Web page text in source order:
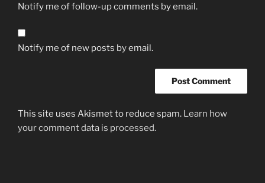
Notify me of follow-up comments by email.
Notify me of new posts by email.
This site uses Akismet to reduce spam. Learn how
your comment data is processed.